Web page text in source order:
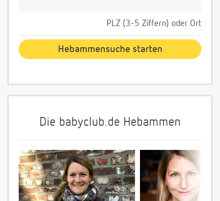
PLZ (3-5 Ziffern) oder Ort
Die babyclub.de Hebammen